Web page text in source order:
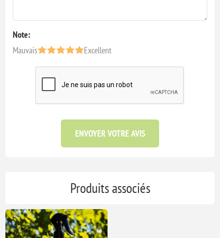
Note:
Mauvais
Excellent
ENVOYER VOTRE AVIS
Produits associés